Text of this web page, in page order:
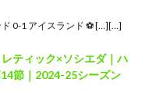
0-1 アイスランド ⚽️ […][…]
ティック×ソシエダ｜ハ
節｜2024-25シーズン